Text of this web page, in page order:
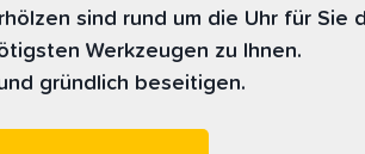
sind rund um die Uhr für Sie
Werkzeugen zu Ihnen.
gründlich beseitigen.